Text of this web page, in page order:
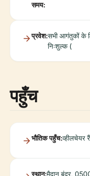
समय:
प्रवेश:सभी आगंतुकों के
निःशुल्क (
पहुँच
भौतिक पहुँच:व्हीलचेयर
स्थान:मैदान बंदर,